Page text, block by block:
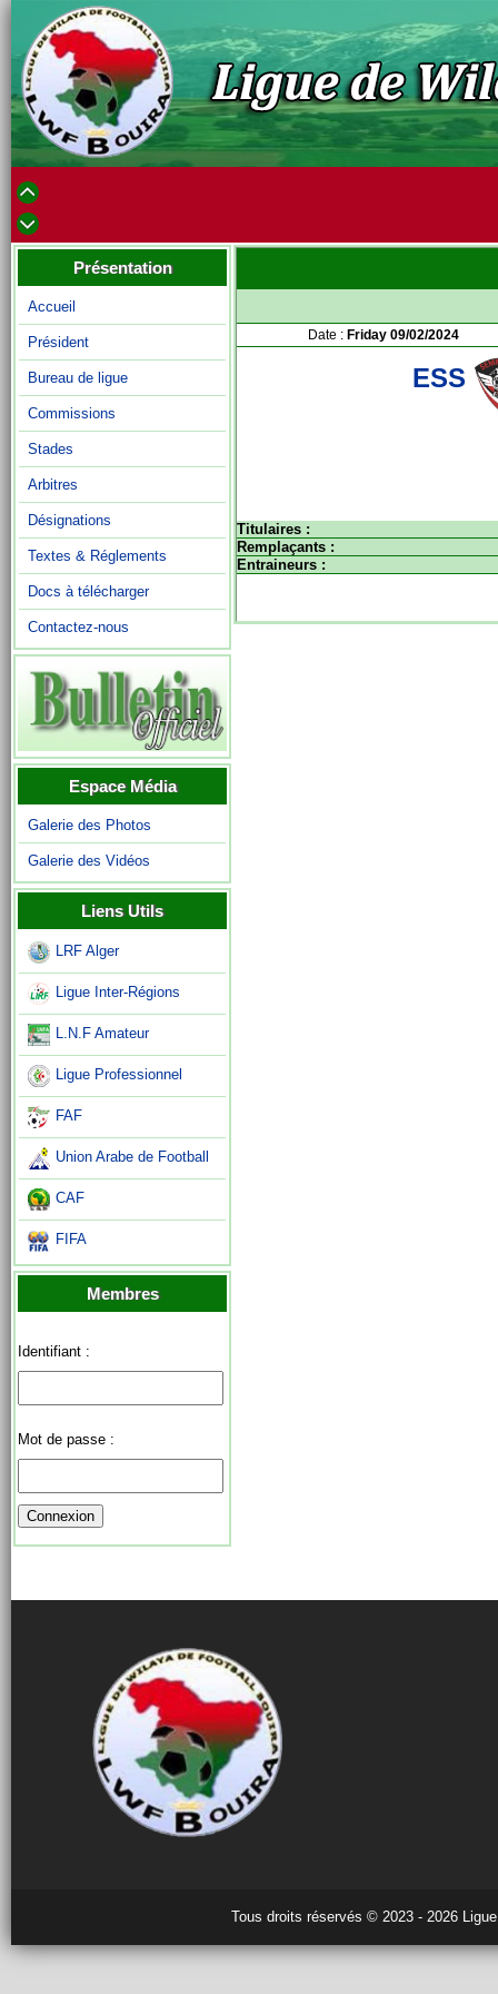
Présentation
Accueil
Président
Bureau de ligue
Commissions
Stades
Arbitres
Désignations
Textes & Réglements
Docs à télécharger
Contactez-nous
Espace Média
Galerie des Photos
Galerie des Vidéos
Liens Utils
LRF Alger
Ligue Inter-Régions
L.N.F Amateur
Ligue Professionnel
FAF
Union Arabe de Football
CAF
FIFA
Membres
Identifiant :
Mot de passe :
Date : Friday 09/02/2024
ESS
Titulaires :
Remplaçants :
Entraineurs :
Tous droits réservés © 2023 - 2026